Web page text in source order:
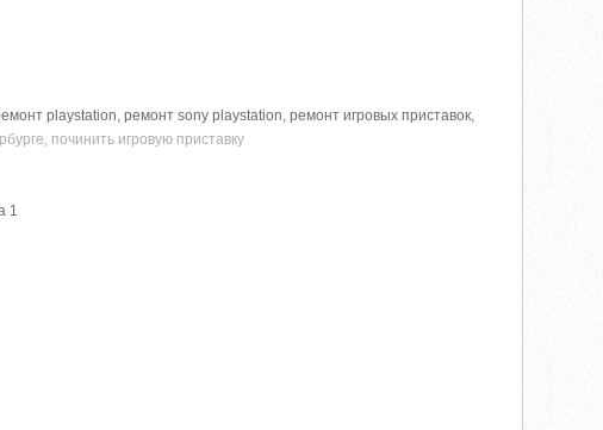
playstation, ремонт sony playstation, ремонт игровых приставок,
починить игровую приставку
1